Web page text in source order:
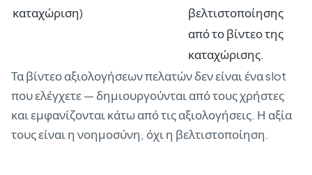
καταχώριση)
βελτιστοποίησης
από το βίντεο της
καταχώρισης.
Τα βίντεο αξιολογήσεων πελατών δεν είναι ένα slot
που ελέγχετε — δημιουργούνται από τους χρήστες
και εμφανίζονται κάτω από τις αξιολογήσεις. Η αξία
τους είναι η νοημοσύνη, όχι η βελτιστοποίηση.